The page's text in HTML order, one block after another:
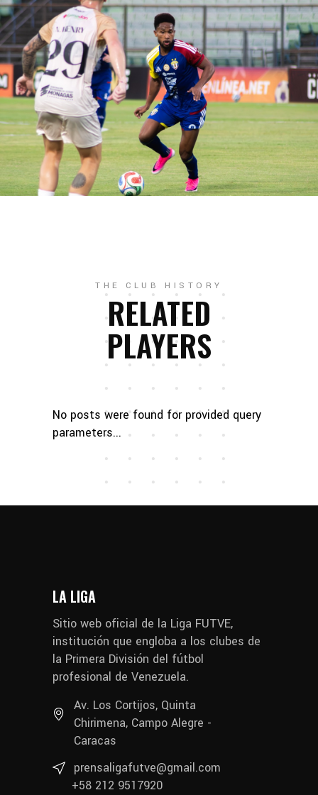
THE CLUB HISTORY
RELATED
PLAYERS
No posts were found for provided query
parameters...
LA LIGA
Sitio web oficial de la Liga FUTVE,
institución que engloba a los clubes de
la Primera División del fútbol
profesional de Venezuela.
Av. Los Cortijos, Quinta
Chirimena, Campo Alegre -
Caracas
prensaligafutve@gmail.com
+58 212 9517920